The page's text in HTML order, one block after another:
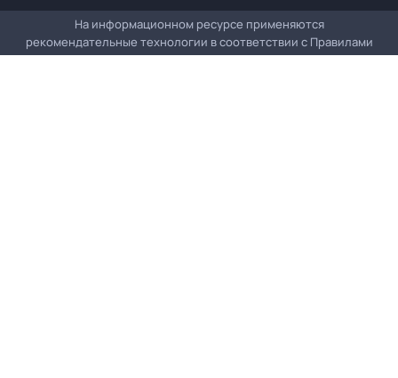
На информационном ресурсе применяются
рекомендательные технологии в соответствии с Правилами